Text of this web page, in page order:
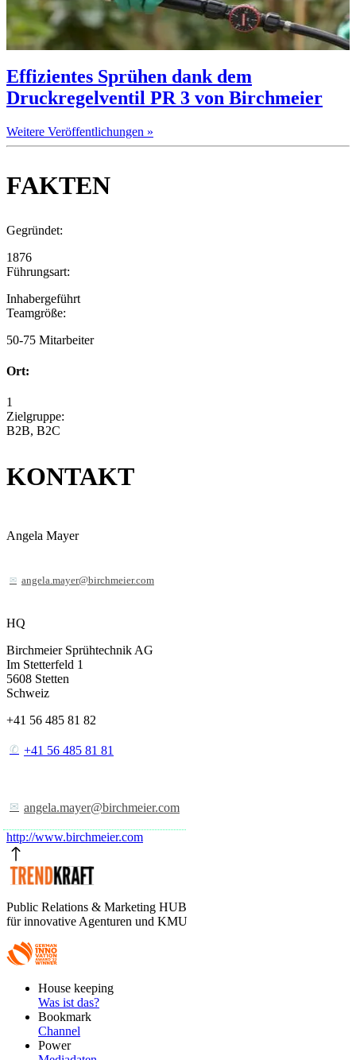
Effizientes Sprühen dank dem
Druckregelventil PR 3 von Birchmeier
Weitere Veröffentlichungen »
FAKTEN
Gegründet:
1876
Führungsart:
Inhabergeführt
Teamgröße:
50-75 Mitarbeiter
Ort:
1
Zielgruppe:
B2B, B2C
KONTAKT
Angela Mayer
angela.mayer@birchmeier.com
HQ
Birchmeier Sprühtechnik AG
Im Stetterfeld 1
5608 Stetten
Schweiz
+41 56 485 81 82
+41 56 485 81 81
angela.mayer@birchmeier.com
http://www.birchmeier.com
Public Relations & Marketing HUB
für innovative Agenturen und KMU
FooterHouse keeping
Was ist das?
Bookmark
Channel
Power